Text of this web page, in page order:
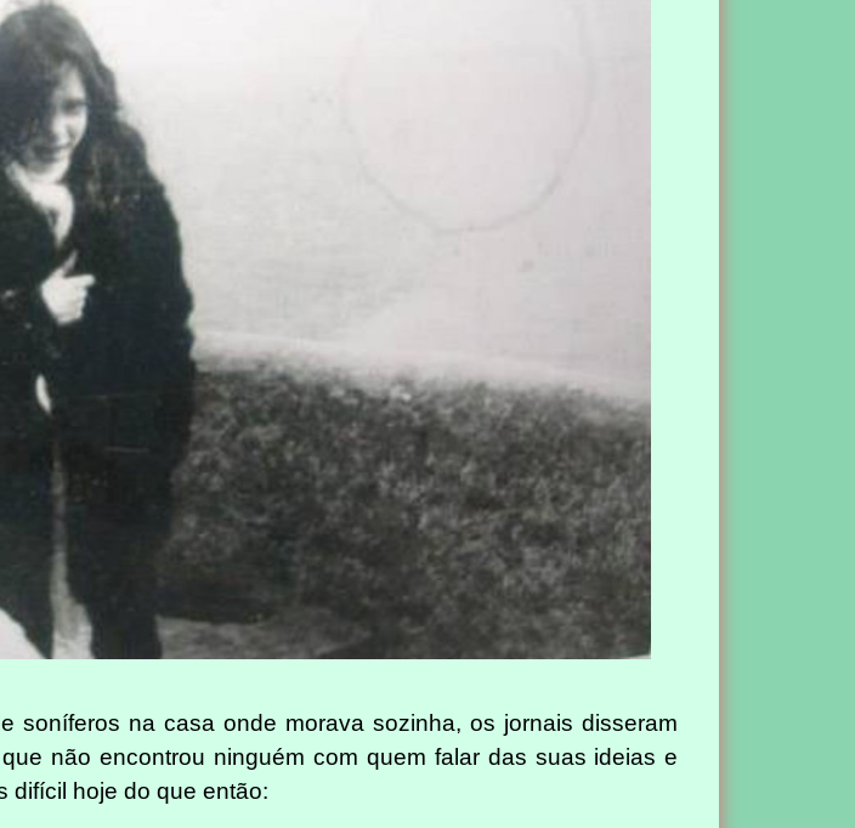
soníferos na casa onde morava sozinha, os jornais disseram
não encontrou ninguém com quem falar das suas ideias e
difícil hoje do que então: